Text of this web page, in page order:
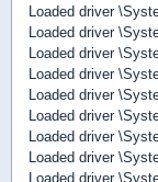
Loaded driver
Loaded driver
Loaded driver
Loaded driver
Loaded driver
Loaded driver
Loaded driver
Loaded driver
Loaded driver